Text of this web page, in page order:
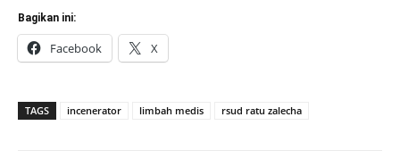
Bagikan ini:
Facebook X
TAGS incenerator limbah medis rsud ratu zalecha